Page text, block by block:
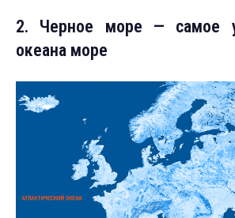
2. Черное море — самое
океана море